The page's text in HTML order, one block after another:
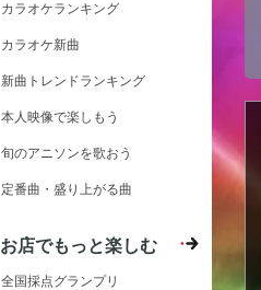
カラオケランキング
カラオケ新曲
新曲トレンドランキング
本人映像で楽しもう
旬のアニソンを歌おう
定番曲・盛り上がる曲
お店でもっと楽しむ
全国採点グランプリ